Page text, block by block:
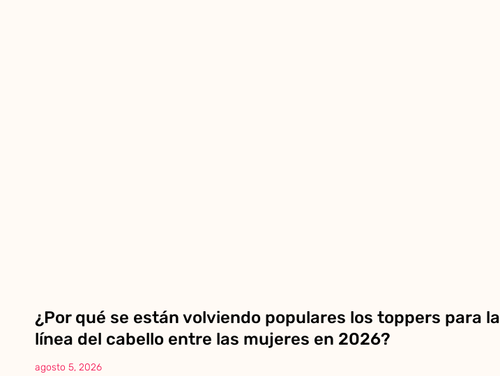
¿Por qué se están volviendo populares los toppers para la
línea del cabello entre las mujeres en 2026?
agosto 5, 2026